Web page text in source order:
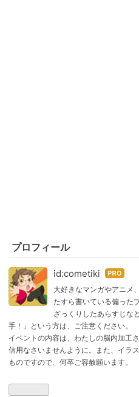
プロフィール
id:cometiki はて
なブ
ログ
Pro
大好きなマンガやアニメ
たすら書いている偏った
ざっくりしたあらすじな
手！」という方は、ご注意ください。
イベントの内容は、わたしの脳内加工
信用なさいませんように。また、イラ
ものですので、何卒ご容赦願います。